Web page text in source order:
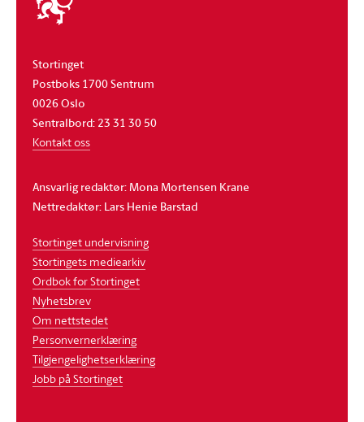
stortinget
Stortinget
Postboks 1700 Sentrum
0026 Oslo
Sentralbord: 23 31 30 50
Kontakt oss
Ansvarlig redaktør: Mona Mortensen Krane
Nettredaktør: Lars Henie Barstad
Stortinget undervisning
Stortingets mediearkiv
Ordbok for Stortinget
Nyhetsbrev
Om nettstedet
Personvernerklæring
Tilgjengelighetserklæring
Jobb på Stortinget